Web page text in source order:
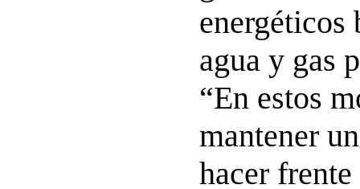
energéticos
agua y gas
“En estos
mantener
hacer